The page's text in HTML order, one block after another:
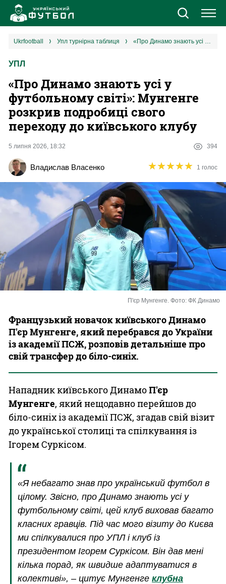
Новини
Єврокубки
УПЛ
2 ліга
Різне
Букмекери
Казино
ukrfootball упл турнірна таблиця «Про Динамо знають усі у футбольному світі»: Мунгенге розкрив подробиці свого переходу до київського клубу
УПЛ
«Про Динамо знають усі у
футбольному світі»: Мунгенге
розкрив подробиці свого
переходу до київського клубу
5 липня 2026, 18:32 394
Владислав Власенко ★★★★★
★★★★★ 1 голос
П'єр Мунгенге. Фото: ФК Динамо
Французький новачок київського Динамо
П'єр Мунгенге, який перебрався до України
із академії ПСЖ, розповів детальніше про
свій трансфер до біло-синіх.
Нападник київського ДинамоП'єр
Мунгенге, який нещодавно перейшов до
біло-синіх із академії ПСЖ, згадав свій візит
до української столиці та спілкування із
Ігорем Суркісом.
«Я небагато знав про український футбол в
цілому. Звісно, про Динамо знають усі у
футбольному світі, цей клуб виховав багато
класних гравців. Під час мого візиту до Києва
ми спілкувалися про УПЛ і клуб із
президентом Ігорем Суркісом. Він дав мені
кілька порад, як швидше адаптуватися в
колективі», – цитує Мунгенге клубна